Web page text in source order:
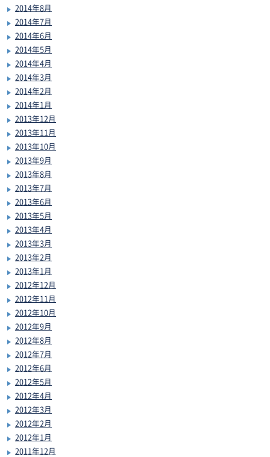
2014年8月
2014年7月
2014年6月
2014年5月
2014年4月
2014年3月
2014年2月
2014年1月
2013年12月
2013年11月
2013年10月
2013年9月
2013年8月
2013年7月
2013年6月
2013年5月
2013年4月
2013年3月
2013年2月
2013年1月
2012年12月
2012年11月
2012年10月
2012年9月
2012年8月
2012年7月
2012年6月
2012年5月
2012年4月
2012年3月
2012年2月
2012年1月
2011年12月